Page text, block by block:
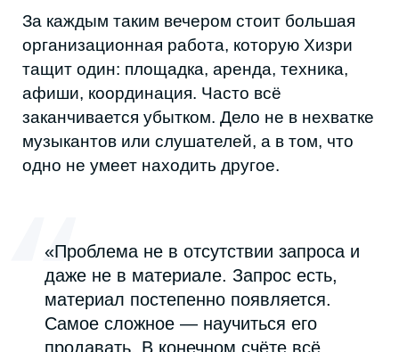
узнаваемых артистов ставка за
выступление колеблется от 120 тысяч до
двух миллионов рублей. Здесь решают не
жанр и не качество в академическом
смысле, а устойчивый спрос.
«Это законы рынка. Свадеб много,
банкетных залов куча. Делаешь песни
способен вывести тебя за пределы
республики: спеть на свадьбе в
соседнем регионе», — объясняет
Арсений, солист группы
«Подозрительные лица».